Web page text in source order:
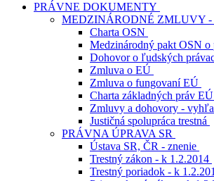
PRÁVNE DOKUMENTY
MEDZINÁRODNÉ ZMLUVY -
Charta OSN
Medzinárodný pakt OSN o
Dohovor o ľudských
Zmluva o EÚ
Zmluva o fungovaní EÚ
Charta základných práv EÚ
Zmluvy a dohovory -
Justičná spolupráca trestná
PRÁVNA ÚPRAVA SR
Ústava SR, ČR - znenie
Trestný zákon - k 1.2.2014
Trestný poriadok - k